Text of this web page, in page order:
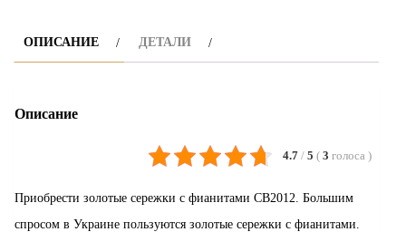
ОПИСАНИЕ ДЕТАЛИ
Описание
4.7 / 5 ( 3 голоса )
Приобрести золотые сережки с фианитами СВ2012. Большим
спросом в Украине пользуются золотые сережки с фианитами.